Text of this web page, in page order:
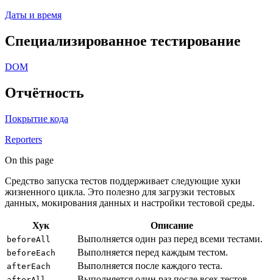
Даты и время
Специализированное тестирование
DOM
Отчётность
Покрытие кода
Reporters
On this page
Средство запуска тестов поддерживает следующие хуки
жизненного цикла. Это полезно для загрузки тестовых
данных, мокирования данных и настройки тестовой среды.
Хук Описание
beforeAll Выполняется один раз перед всеми тестами.
beforeEach Выполняется перед каждым тестом.
afterEach Выполняется после каждого теста.